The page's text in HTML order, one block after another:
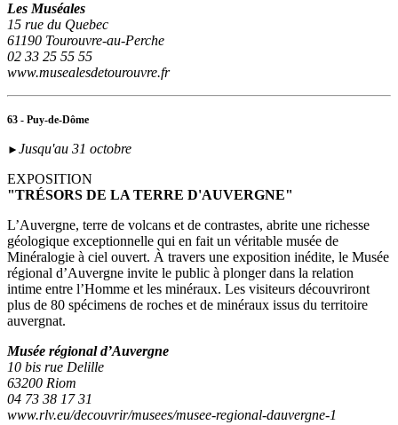
Les Muséales
15 rue du Quebec
61190 Tourouvre-au-Perche
02 33 25 55 55
www.musealesdetourouvre.fr
63 - Puy-de-Dôme
► Jusqu'au 31 octobre
EXPOSITION
"TRÉSORS DE LA TERRE D'AUVERGNE"
L’Auvergne, terre de volcans et de contrastes, abrite une richesse
géologique exceptionnelle qui en fait un véritable musée de
Minéralogie à ciel ouvert. À travers une exposition inédite, le Musée
régional d’Auvergne invite le public à plonger dans la relation
intime entre l’Homme et les minéraux. Les visiteurs découvriront
plus de 80 spécimens de roches et de minéraux issus du territoire
auvergnat.
Musée régional d’Auvergne
10 bis rue Delille
63200 Riom
04 73 38 17 31
www.rlv.eu/decouvrir/musees/musee-regional-dauvergne-1